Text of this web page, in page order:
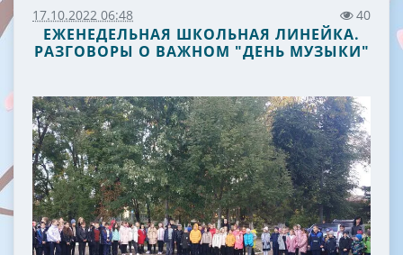
17.10.2022 06:48 40
ЕЖЕНЕДЕЛЬНАЯ ШКОЛЬНАЯ ЛИНЕЙКА.
РАЗГОВОРЫ О ВАЖНОМ "ДЕНЬ МУЗЫКИ"